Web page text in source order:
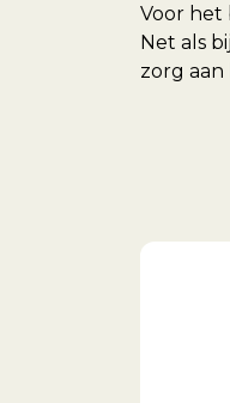
Voor het
Net als
zorg